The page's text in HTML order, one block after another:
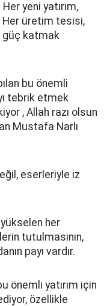
yeni yatırım,
Her üretim tesisi,
güç katmak
bu önemli
tebrik etmek
, Allah razı olsun
Mustafa Narlı
eserleriyle iz
her
tutulmasının,
payı vardır.
önemli yatırım için
özellikle